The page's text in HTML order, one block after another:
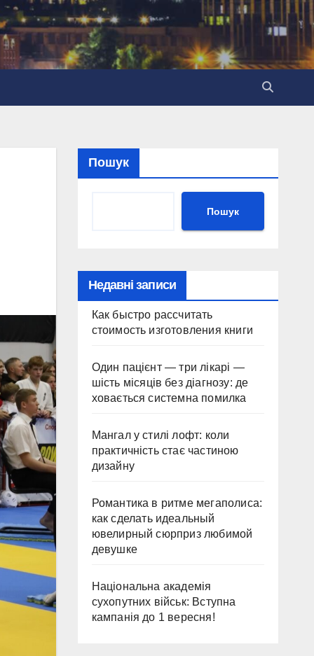
Пошук
Пошук
Недавні записи
Как быстро рассчитать
стоимость изготовления книги
Один пацієнт — три лікарі —
шість місяців без діагнозу: де
ховається системна помилка
Мангал у стилі лофт: коли
практичність стає частиною
дизайну
Романтика в ритме мегаполиса:
как сделать идеальный
ювелирный сюрприз любимой
девушке
Національна академія
сухопутних військ: Вступна
кампанія до 1 вересня!